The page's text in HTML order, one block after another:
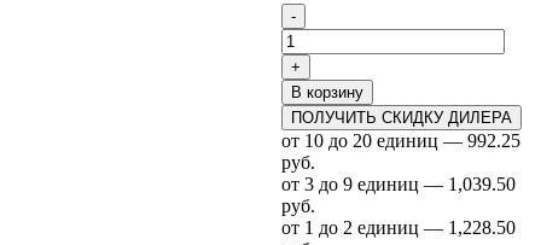
- Количество
товара
Ороситель
спринклерный
TYCO
TY365
+
В корзину
ПОЛУЧИТЬ СКИДКУ ДИЛЕРА
от 10 до 20 единиц — 992.25
руб.
от 3 до 9 единиц — 1,039.50
руб.
от 1 до 2 единиц — 1,228.50